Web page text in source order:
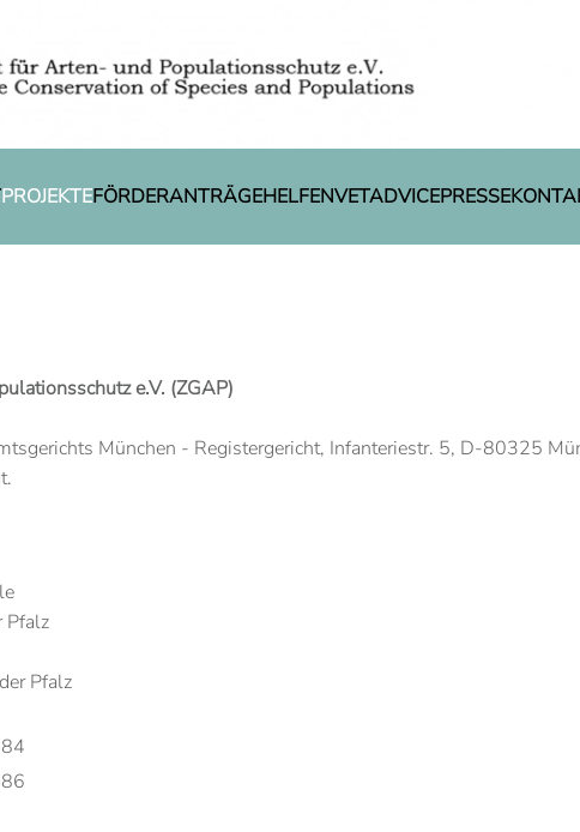
PROJEKTEFÖRDERANTRÄGEHELFENVETADVICEPRESSE
e.V. (ZGAP)
München - Registergericht, Infanteriestr. 5, D-80325
Pfalz
Pfalz